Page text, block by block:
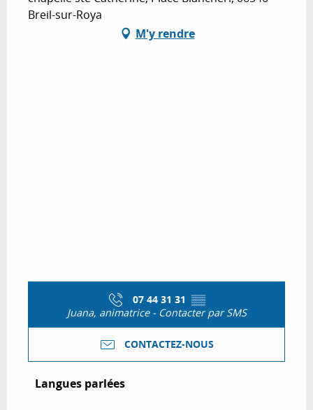
Breil-sur-Roya
M'y rendre
07 44 31 31 ▒▒
Juana, animatrice - Contacter par SMS
CONTACTEZ-NOUS
Langues parlées
Langues parlées